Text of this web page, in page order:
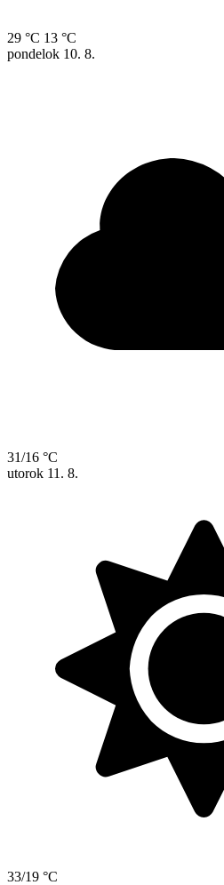
29 °C 13 °C
pondelok 10. 8.
31/16 °C
utorok 11. 8.
33/19 °C